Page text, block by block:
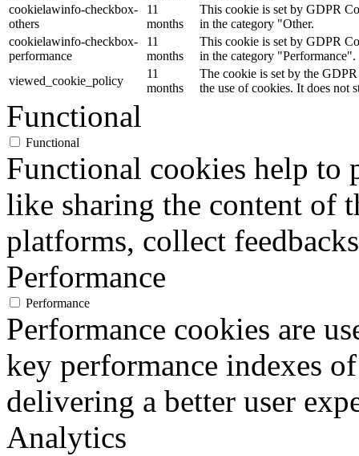
cookielawinfo-checkbox-
others
11
months
This cookie is set by GDPR
in the category "Other.
cookielawinfo-checkbox-
performance
11
months
This cookie is set by GDPR
in the category "Performance".
viewed_cookie_policy
11
months
The cookie is set by the
the use of cookies. It does not
Functional
Functional
Functional cookies help to
like sharing the content of
platforms, collect
Performance
Performance
Performance cookies are
key performance indexes
delivering a better user
Analytics